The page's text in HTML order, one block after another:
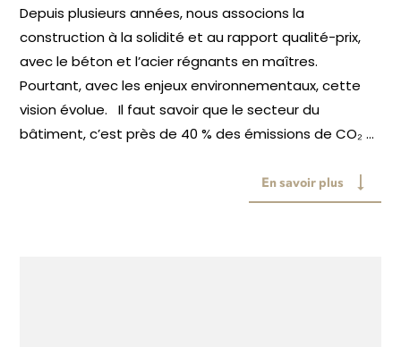
Depuis plusieurs années, nous associons la
construction à la solidité et au rapport qualité-prix,
avec le béton et l’acier régnants en maîtres.
Pourtant, avec les enjeux environnementaux, cette
vision évolue. Il faut savoir que le secteur du
bâtiment, c’est près de 40 % des émissions de CO₂ ...
En savoir plus